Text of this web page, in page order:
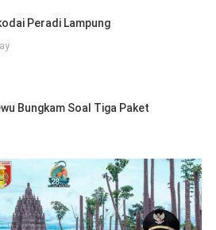
Peradi Lampung
Bungkam Soal Tiga Paket